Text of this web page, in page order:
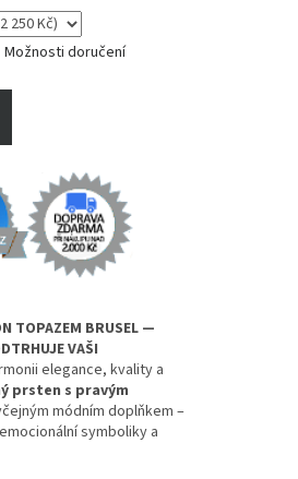
Možnosti doručení
TOPAZEM BRUSEL —
VAŠI
elegance, kvality a
prsten s pravým
módním doplňkem –
symboliky a